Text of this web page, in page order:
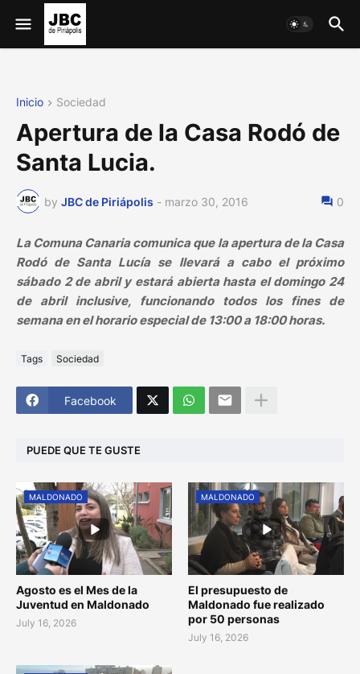
Inicio Sociedad
Apertura de la Casa Rodó de
Santa Lucia.
by JBC de Piriápolis - marzo 30, 2016 0
La Comuna Canaria comunica que la apertura de la Casa
Rodó de Santa Lucía se llevará a cabo el próximo
sábado 2 de abril y estará abierta hasta el domingo 24
de abril inclusive, funcionando todos los fines de
semana en el horario especial de 13:00 a 18:00 horas.
Tags Sociedad
Facebook
PUEDE QUE TE GUSTE
MALDONADO
Agosto es el Mes de la
Juventud en Maldonado
July 16, 2026
MALDONADO
El presupuesto de
Maldonado fue realizado
por 50 personas
July 16, 2026